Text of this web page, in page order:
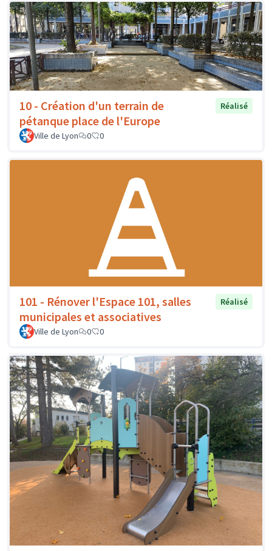
10 - Création d'un terrain de
pétanque place de l'Europe
Réalisé
Ville de Lyon 0 0
101 - Rénover l'Espace 101, salles
municipales et associatives
Réalisé
Ville de Lyon 0 0